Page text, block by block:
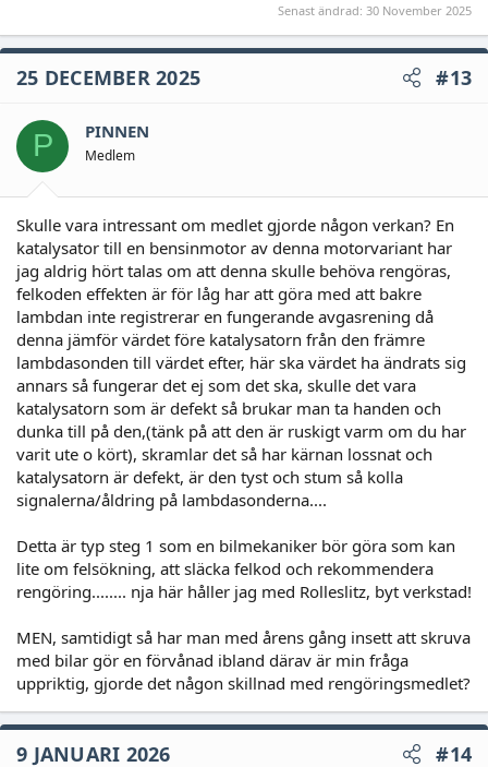
Senast ändrad: 30 November 2025
25 DECEMBER 2025 #13
P PINNEN
Medlem
Skulle vara intressant om medlet gjorde någon verkan? En
katalysator till en bensinmotor av denna motorvariant har
jag aldrig hört talas om att denna skulle behöva rengöras,
felkoden effekten är för låg har att göra med att bakre
lambdan inte registrerar en fungerande avgasrening då
denna jämför värdet före katalysatorn från den främre
lambdasonden till värdet efter, här ska värdet ha ändrats sig
annars så fungerar det ej som det ska, skulle det vara
katalysatorn som är defekt så brukar man ta handen och
dunka till på den,(tänk på att den är ruskigt varm om du har
varit ute o kört), skramlar det så har kärnan lossnat och
katalysatorn är defekt, är den tyst och stum så kolla
signalerna/åldring på lambdasonderna....
Detta är typ steg 1 som en bilmekaniker bör göra som kan
lite om felsökning, att släcka felkod och rekommendera
rengöring........ nja här håller jag med Rolleslitz, byt verkstad!
MEN, samtidigt så har man med årens gång insett att skruva
med bilar gör en förvånad ibland därav är min fråga
uppriktig, gjorde det någon skillnad med rengöringsmedlet?
9 JANUARI 2026 #14